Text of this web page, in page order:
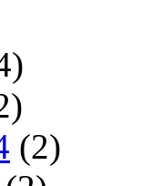
(2)